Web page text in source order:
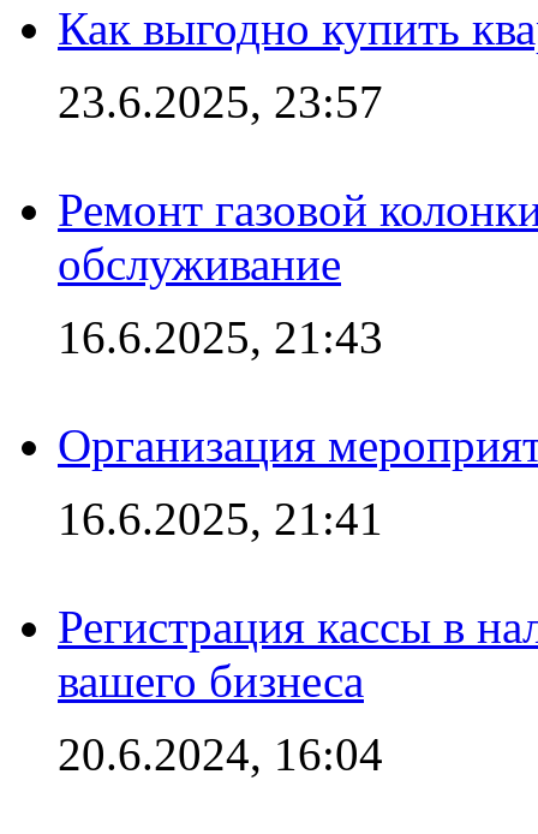
Как выгодно купить
23.6.2025, 23:57
Ремонт газовой
обслуживание
16.6.2025, 21:43
Организация
16.6.2025, 21:41
Регистрация кассы в
вашего бизнеса
20.6.2024, 16:04